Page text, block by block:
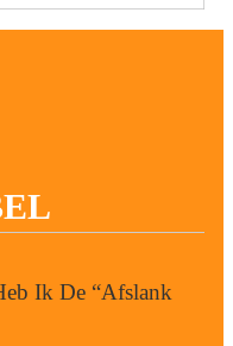
Ik De “Afslank